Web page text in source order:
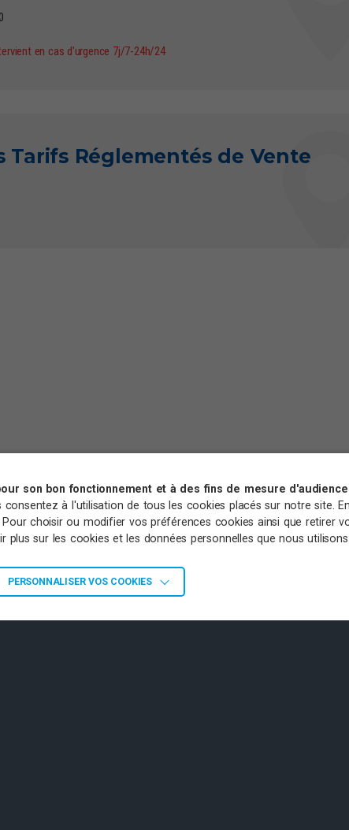
en cas d'urgence 7j/7-24h/24
Tarifs Réglementés de Vente
son bon fonctionnement et à des fins de mesure
consentez à l'utilisation de tous les cookies placés sur notre site.
choisir ou modifier vos préférences cookies ainsi que retirer
plus sur les cookies et les données personnelles que nous utilisons
PERSONNALISER VOS COOKIES